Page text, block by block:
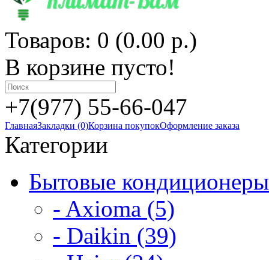
Товаров: 0 (0.00 р.)
В корзине пусто!
+7(977) 55-66-047
ГлавнаяЗакладки (0)Корзина покупокОформление заказа
Категории
Бытовые
- Axioma (5)
- Daikin (39)